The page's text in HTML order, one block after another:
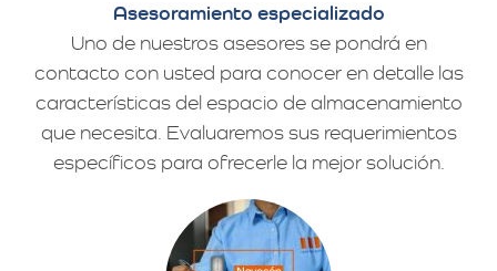
Asesoramiento especializado
Uno de nuestros asesores se pondrá en
contacto con usted para conocer en detalle las
características del espacio de almacenamiento
que necesita. Evaluaremos sus requerimientos
específicos para ofrecerle la mejor solución.